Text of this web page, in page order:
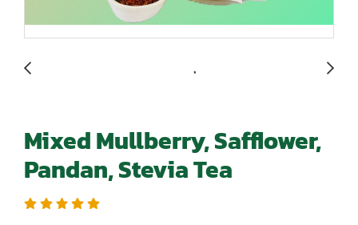
Mixed Mullberry, Safflower,
Pandan, Stevia Tea